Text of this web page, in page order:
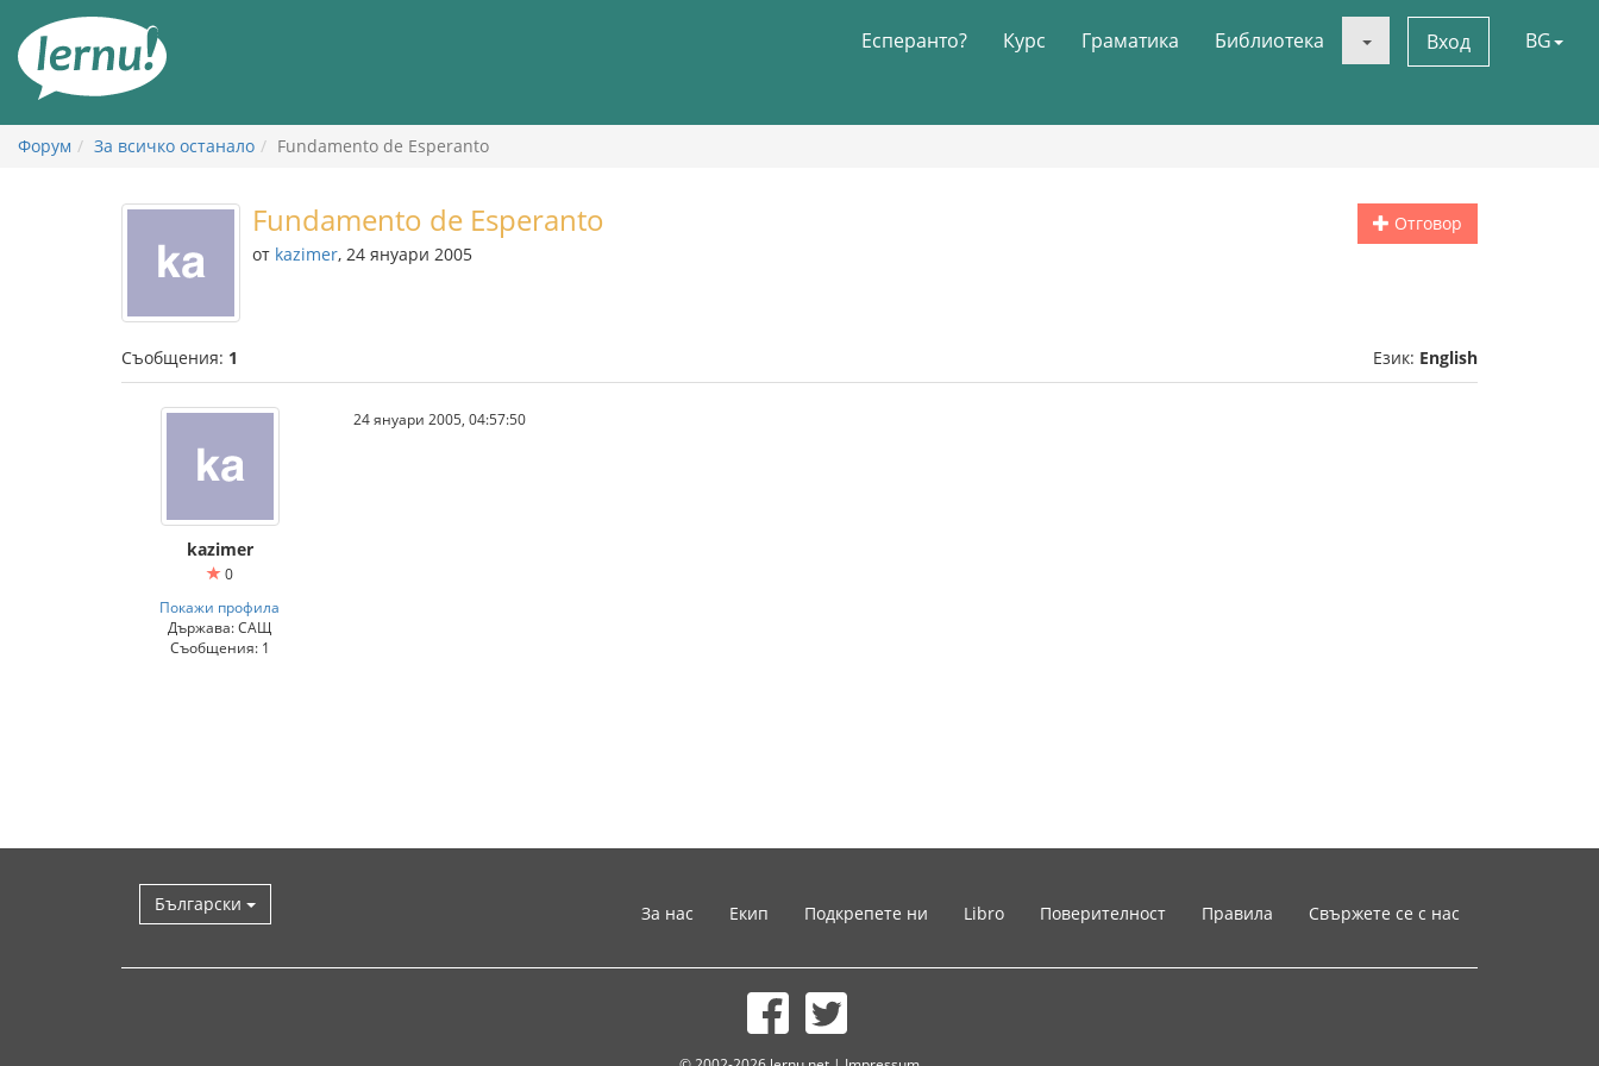
съдържанието
Есперанто? Курс Граматика Библиотека Вход BG
Форум За всичко останало Fundamento de Esperanto
Отговор
Fundamento de Esperanto
от kazimer, 24 януари 2005
Съобщения: 1 Език: English
kazimer
0
Покажи профила
Държава: САЩ
Съобщения: 1
24 януари 2005, 04:57:50
Български За нас Екип Подкрепете ни Libro Поверителност Правила Свържете се с нас